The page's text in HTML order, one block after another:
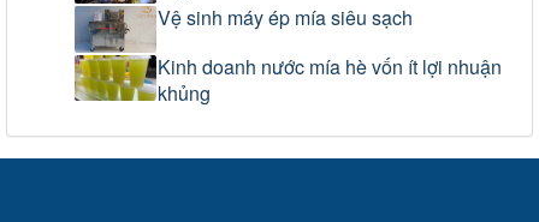
Vệ sinh máy ép mía siêu sạch
Kinh doanh nước mía hè vốn ít lợi nhuận
khủng